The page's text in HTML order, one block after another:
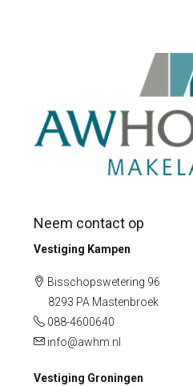
Neem contact op
Vestiging Kampen
Bisschopswetering 96
8293 PA Mastenbroek
088-4600640
info@awhm.nl
Vestiging Groningen